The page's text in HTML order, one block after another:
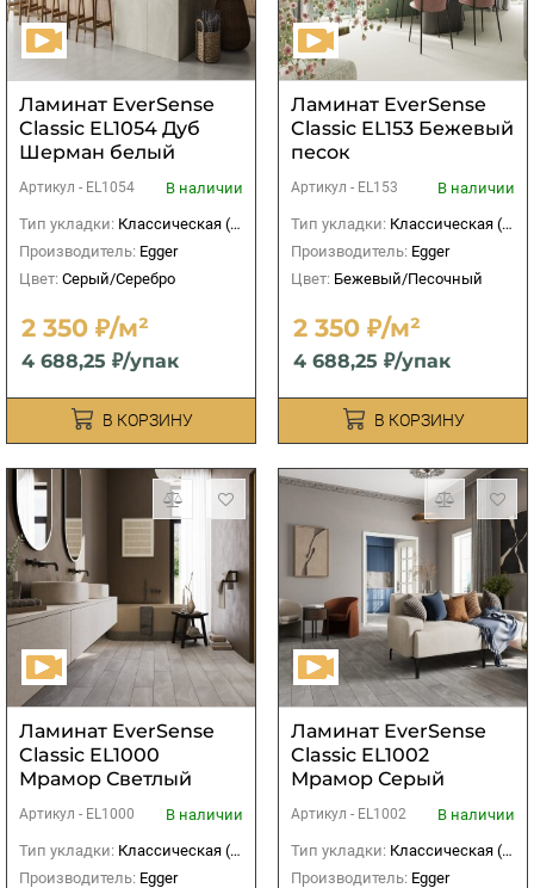
Ламинат EverSensе
Classic EL1054 Дуб
Шерман белый
Артикул - EL1054
В наличии
Тип укладки: Классическая (прямая)
Производитель: Egger
Цвет: Серый/Серебро
2 350 ₽/м²
4 688,25 ₽/упак
В КОРЗИНУ
Ламинат EverSense
Classic EL153 Бежевый
песок
Артикул - EL153
В наличии
Тип укладки: Классическая (прямая)
Производитель: Egger
Цвет: Бежевый/Песочный
2 350 ₽/м²
4 688,25 ₽/упак
В КОРЗИНУ
Ламинат EverSense
Classic EL1000
Мрамор Светлый
Артикул - EL1000
В наличии
Тип укладки: Классическая (прямая)
Производитель: Egger
Ламинат EverSense
Classic EL1002
Мрамор Серый
Артикул - EL1002
В наличии
Тип укладки: Классическая (прямая)
Производитель: Egger